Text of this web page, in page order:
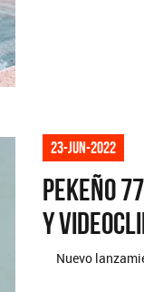
23-jun-2022
Pekeño
y
Nuevo